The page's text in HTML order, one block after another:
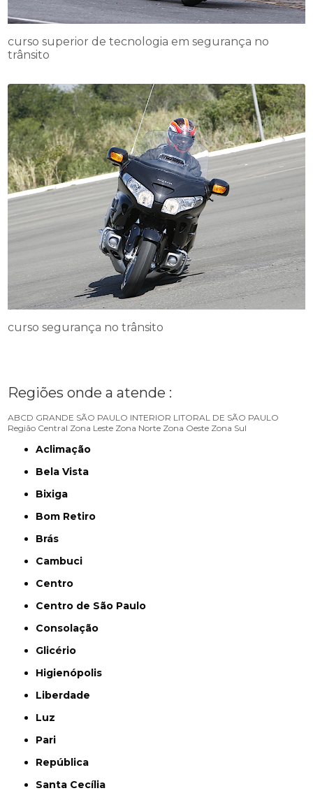
curso superior de tecnologia em segurança no
trânsito
curso segurança no trânsito
Regiões onde a atende :
ABCD GRANDE SÃO PAULO INTERIOR LITORAL DE SÃO PAULO
Região Central Zona Leste Zona Norte Zona Oeste Zona Sul
Aclimação
Bela Vista
Bixiga
Bom Retiro
Brás
Cambuci
Centro
Centro de São Paulo
Consolação
Glicério
Higienópolis
Liberdade
Luz
Pari
República
Santa Cecília